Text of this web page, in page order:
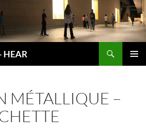
HEAR
MÉTALLIQUE –